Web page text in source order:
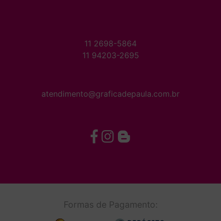
11 2698-5864
11 94203-2695
atendimento@graficadepaula.com.br
Formas de Pagamento: